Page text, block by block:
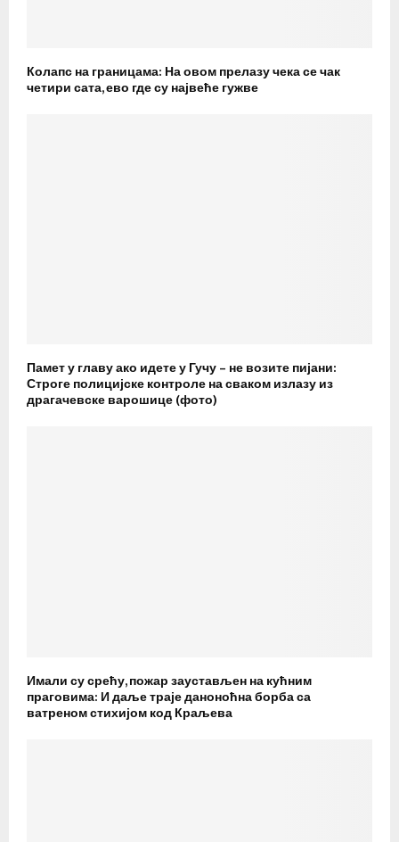
Колапс на границама: На овом прелазу чека се чак
четири сата, ево где су највеће гужве
Памет у главу ако идете у Гучу – не возите пијани:
Строге полицијске контроле на сваком излазу из
драгачевске варошице (фото)
Имали су срећу, пожар заустављен на кућним
праговима: И даље траје даноноћна борба са
ватреном стихијом код Краљева